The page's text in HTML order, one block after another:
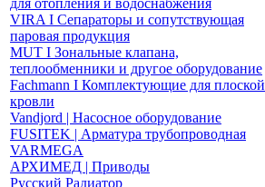
для отопления и водоснабжения
VIRA І Сепараторы и сопутствующая
паровая продукция
MUT І Зональные клапана,
теплообменники и другое оборудование
Fachmann І Комплектующие для плоской
кровли
Vandjord | Насосное оборудование
FUSITEK | Арматура трубопроводная
VARMEGA
АРХИМЕД | Приводы
Русский Радиатор